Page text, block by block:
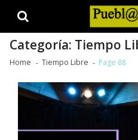
Categoría: Tiempo
Home Tiempo Libre Page 88